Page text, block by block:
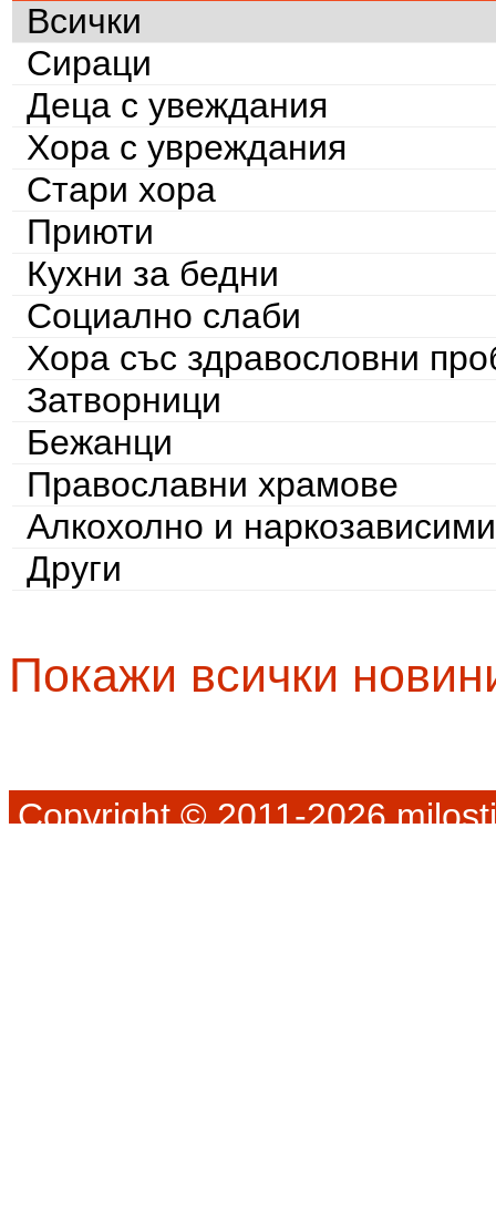
Всички
Сираци
Деца с увеждания
Хора с увреждания
Стари хора
Приюти
Кухни за бедни
Социално слаби
Хора със здравословни
Затворници
Бежанци
Православни храмове
Алкохолно и наркозависими
Други
Покажи всички
Copyright © 2011-2026